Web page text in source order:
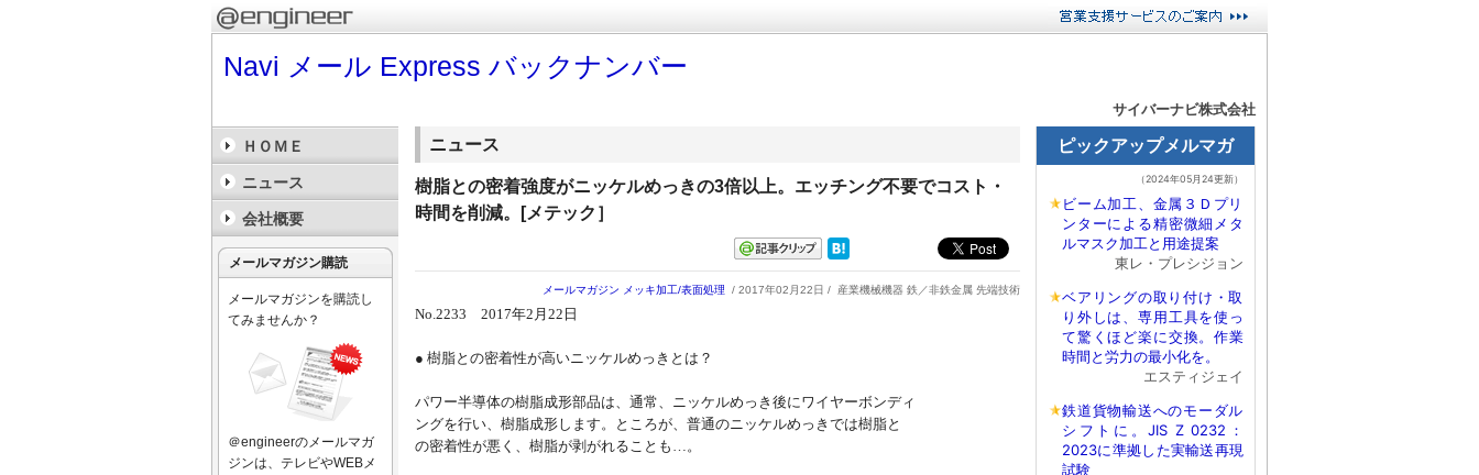
Navi メール Express バックナンバー
サイバーナビ株式会社
ニュース
樹脂との密着強度がニッケルめっきの3倍以上。エッチング不要でコスト・
時間を削減。[メテック］
メールマガジン メッキ加工/表面処理 / 2017年02月22日 / 産業機械機器 鉄／非鉄金属 先端技術
No.2233 2017年2月22日
● 樹脂との密着性が高いニッケルめっきとは？
パワー半導体の樹脂成形部品は、通常、ニッケルめっき後にワイヤーボンディ
ングを行い、樹脂成形します。ところが、普通のニッケルめっきでは樹脂と
の密着性が悪く、樹脂が剥がれることも…。
ＨＯＭＥ
ニュース
会社概要
メールマガジン購読
メールマガジンを購読し
てみませんか？
＠engineerのメールマガ
ジンは、テレビやWEBメ